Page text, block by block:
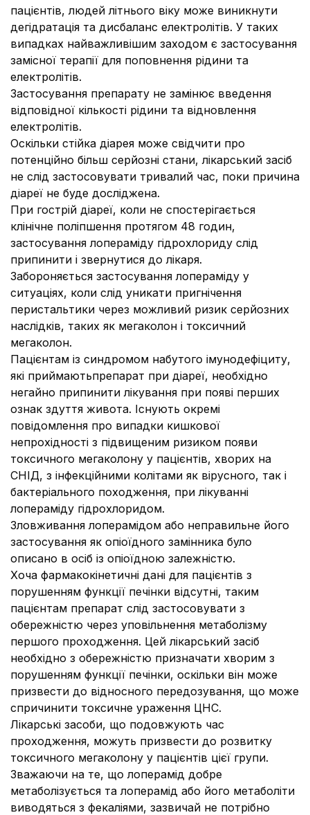
пацієнтів, людей літнього віку може виникнути
дегідратація та дисбаланс електролітів. У таких
випадках найважливішим заходом є застосування
замісної терапії для поповнення рідини та
електролітів.
Застосування препарату не замінює введення
відповідної кількості рідини та відновлення
електролітів.
Оскільки стійка діарея може свідчити про
потенційно більш серйозні стани, лікарський засіб
не слід застосовувати тривалий час, поки причина
діареї не буде досліджена.
При гострій діареї, коли не спостерігається
клінічне поліпшення протягом 48 годин,
застосування лопераміду гідрохлориду слід
припинити і звернутися до лікаря.
Забороняється застосування лопераміду у
ситуаціях, коли слід уникати пригнічення
перистальтики через можливий ризик серйозних
наслідків, таких як мегаколон і токсичний
мегаколон.
Пацієнтам із синдромом набутого імунодефіциту,
які приймаютьпрепарат при діареї, необхідно
негайно припинити лікування при появі перших
ознак здуття живота. Існують окремі
повідомлення про випадки кишкової
непрохідності з підвищеним ризиком появи
токсичного мегаколону у пацієнтів, хворих на
СНІД, з інфекційними колітами як вірусного, так і
бактеріального походження, при лікуванні
лопераміду гідрохлоридом.
Зловживання лоперамідом або неправильне його
застосування як опіоїдного замінника було
описано в осіб із опіоїдною залежністю.
Хоча фармакокінетичні дані для пацієнтів з
порушенням функції печінки відсутні, таким
пацієнтам препарат слід застосовувати з
обережністю через уповільнення метаболізму
першого проходження. Цей лікарський засіб
необхідно з обережністю призначати хворим з
порушенням функції печінки, оскільки він може
призвести до відносного передозування, що може
спричинити токсичне ураження ЦНС.
Лікарські засоби, що подовжують час
проходження, можуть призвести до розвитку
токсичного мегаколону у пацієнтів цієї групи.
Зважаючи на те, що лоперамід добре
метаболізується та лоперамід або його метаболіти
виводяться з фекаліями, зазвичай не потрібно